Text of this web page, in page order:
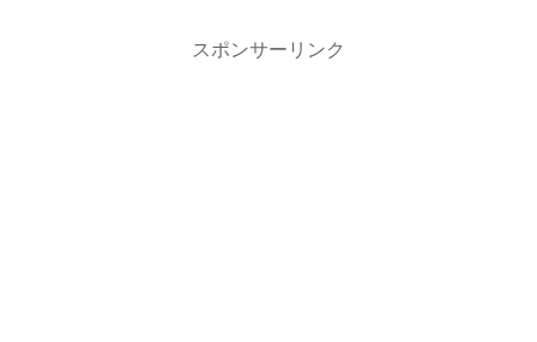
スポンサーリンク